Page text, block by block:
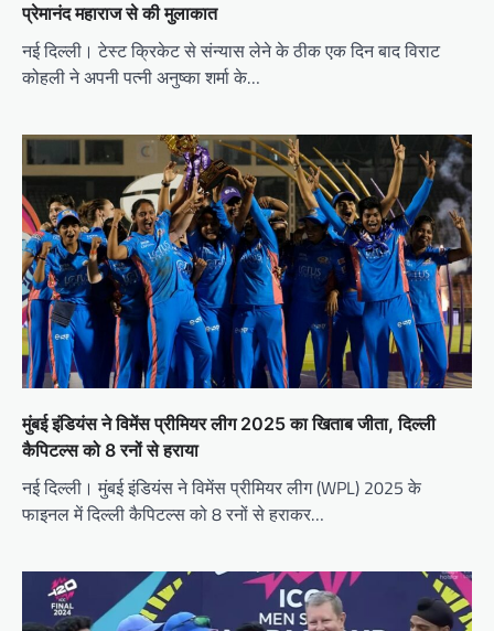
प्रेमानंद महाराज से की मुलाकात
नई दिल्ली। टेस्ट क्रिकेट से संन्यास लेने के ठीक एक दिन बाद विराट
कोहली ने अपनी पत्नी अनुष्का शर्मा के…
मुंबई इंडियंस ने विमेंस प्रीमियर लीग 2025 का खिताब जीता, दिल्ली
कैपिटल्स को 8 रनों से हराया
नई दिल्ली। मुंबई इंडियंस ने विमेंस प्रीमियर लीग (WPL) 2025 के
फाइनल में दिल्ली कैपिटल्स को 8 रनों से हराकर…